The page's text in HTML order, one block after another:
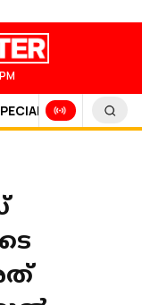
SPORTS